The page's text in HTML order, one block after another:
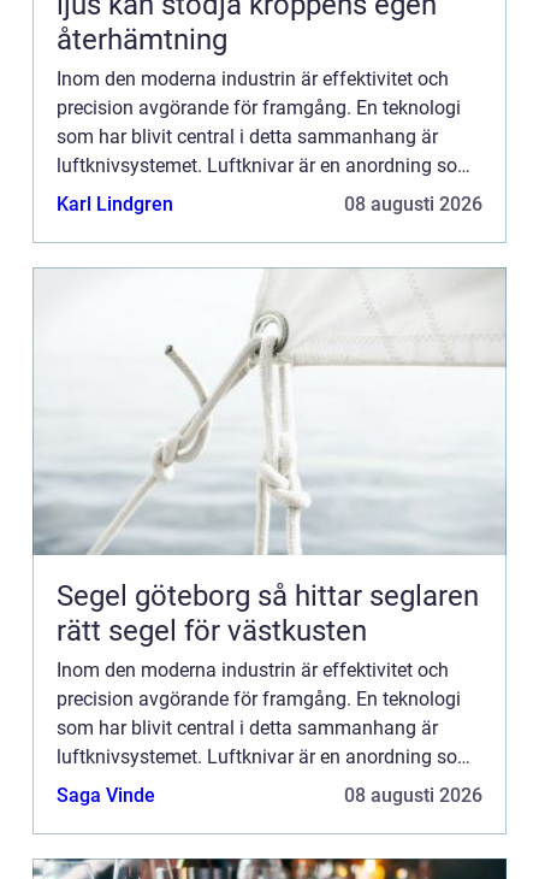
återhämtning
Inom den moderna industrin är effektivitet och
precision avgörande för framgång. En teknologi
som har blivit central i detta sammanhang är
luftknivsystemet. Luftknivar är en anordning som
används för torkning,...
Karl Lindgren 08 augusti 2026
Segel göteborg så hittar seglaren
rätt segel för västkusten
Inom den moderna industrin är effektivitet och
precision avgörande för framgång. En teknologi
som har blivit central i detta sammanhang är
luftknivsystemet. Luftknivar är en anordning som
används för torkning,...
Saga Vinde 08 augusti 2026